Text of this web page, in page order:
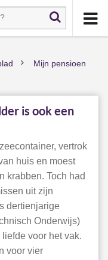
Mijn pensioen
is ook een
vertrok
huis en moest
krabben. Toch had
uit zijn
dertienjarige
Onderwijs)
voor het vak.
voor vier